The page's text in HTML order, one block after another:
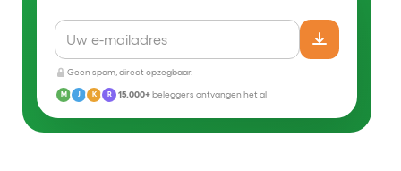
Geen spam, direct opzegbaar.
M J K R 15.000+beleggers ontvangen het al